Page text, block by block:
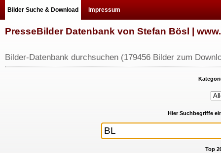
Bilder Suche & Download Impressum
PresseBilder Datenbank von Stefan Bösl |
Bilder-Datenbank durchsuchen (179456 Bilder zum
Hier Suchbegriffe
Top